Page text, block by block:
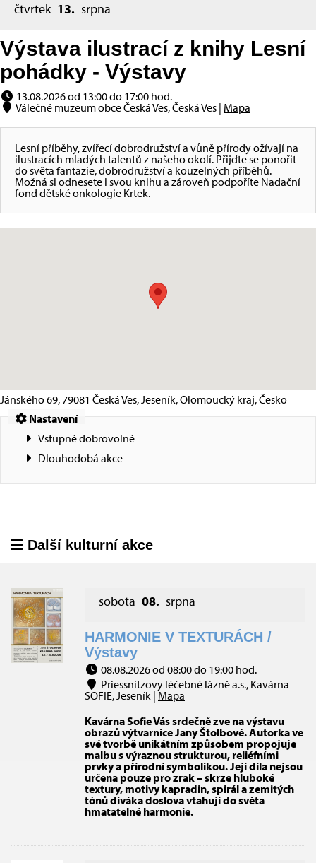
čtvrtek 13. srpna
Výstava ilustrací z knihy Lesní
pohádky - Výstavy
13.08.2026 od 13:00 do 17:00 hod.
Válečné muzeum obce Česká Ves, Česká Ves | Mapa
Lesní příběhy, zvířecí dobrodružství a vůně přírody ožívají na
ilustracích mladých talentů z našeho okolí. Přijďte se ponořit
do světa fantazie, dobrodružství a kouzelných příběhů.
Možná si odnesete i svou knihu a zároveň podpoříte Nadační
fond dětské onkologie Krtek.
Jánského 69, 79081 Česká Ves, Jeseník, Olomoucký kraj, Česko
Nastavení
Vstupné dobrovolné
Dlouhodobá akce
Další kulturní akce
sobota 08. srpna
HARMONIE V TEXTURÁCH /
Výstavy
08.08.2026 od 08:00 do 19:00 hod.
Priessnitzovy léčebné lázně a.s., Kavárna
SOFIE, Jeseník | Mapa
Kavárna Sofie Vás srdečně zve na výstavu
obrazů výtvarnice Jany Štolbové. Autorka ve
své tvorbě unikátním způsobem propojuje
malbu s výraznou strukturou, reliéfními
prvky a přírodní symbolikou. Její díla nejsou
určena pouze pro zrak – skrze hluboké
textury, motivy kapradin, spirál a zemitých
tónů diváka doslova vtahují do světa
hmatatelné harmonie.